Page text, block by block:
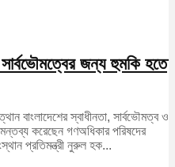
জন্য হুমকি হতে
বাংলাদেশের স্বাধীনতা, সার্বভৌমত্ব ও
করেছেন গণঅধিকার পরিষদের
প্রতিমন্ত্রী নুরুল হক...